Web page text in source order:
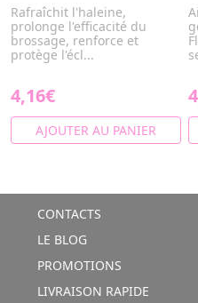
Rafraîchit l'haleine,
prolonge l'efficacité du
brossage, renforce et
protège l'écl...
4,16€
AJOUTER AU PANIER
CONTACTS
LE BLOG
PROMOTIONS
LIVRAISON RAPIDE